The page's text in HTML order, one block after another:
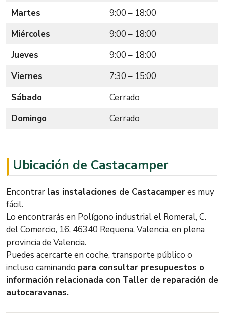
Martes
9:00 – 18:00
Miércoles
9:00 – 18:00
Jueves
9:00 – 18:00
Viernes
7:30 – 15:00
Sábado
Cerrado
Domingo
Cerrado
Ubicación de Castacamper
Encontrar las instalaciones de Castacamperes muy
fácil.
Lo encontrarás en Polígono industrial el Romeral, C.
del Comercio, 16, 46340 Requena, Valencia, en plena
provincia de Valencia.
Puedes acercarte en coche, transporte público o
incluso caminando para consultar presupuestos o
información relacionada con Taller de reparación de
autocaravanas.